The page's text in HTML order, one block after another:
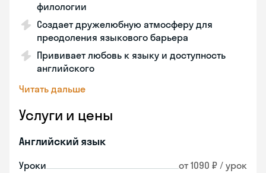
филологии
Создает дружелюбную атмосферу для
преодоления языкового барьера
Прививает любовь к языку и доступность
английского
Читать дальше
Услуги и цены
Английский язык
Уроки от 1090 ₽ / урок